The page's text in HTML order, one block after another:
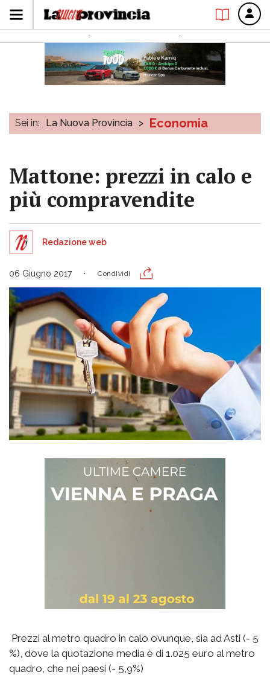
Sei in: La Nuova Provincia > Economia
Mattone: prezzi in calo e
più compravendite
Redazione web
06 Giugno 2017 Condividi
Prezzi al metro quadro in calo ovunque, sia ad Asti (- 5
%), dove la quotazione media è di 1.025 euro al metro
quadro, che nei paesi (- 5,9%)